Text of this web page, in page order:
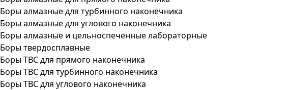
Боры алмазные для турбинного наконечника
Боры алмазные для углового наконечника
Боры алмазные и цельноспеченные лабораторные
Боры твердосплавные
Боры ТВС для прямого наконечника
Боры ТВС для турбинного наконечника
Боры ТВС для углового наконечника